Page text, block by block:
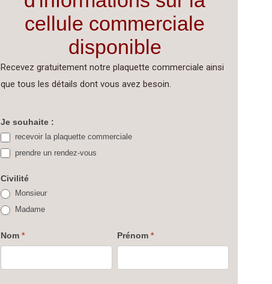
cellule commerciale
disponible
Recevez gratuitement notre plaquette commerciale ainsi
que tous les détails dont vous avez besoin.
DESIMO
Cellules
commerciales
Huit
Bis
Rosières-
Troyes
Je souhaite :
recevoir la plaquette commerciale
prendre un rendez-vous
Civilité
Monsieur
Madame
Nom * Prénom *